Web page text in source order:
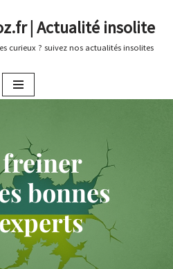
| Actualité insolite
curieux ? suivez nos actualités insolites
bonnes